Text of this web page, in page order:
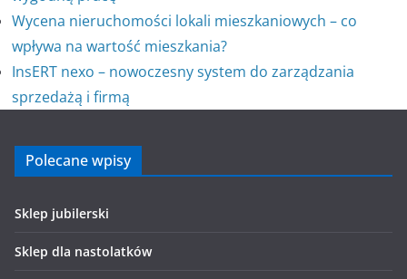
Wycena nieruchomości lokali mieszkaniowych – co
wpływa na wartość mieszkania?
InsERT nexo – nowoczesny system do zarządzania
sprzedażą i firmą
Polecane wpisy
Sklep jubilerski
Sklep dla nastolatków